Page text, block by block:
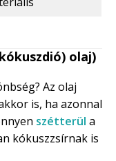
olaj)
Az olaj
is, ha azonnal
szétterül a
kókuszzsírnak is